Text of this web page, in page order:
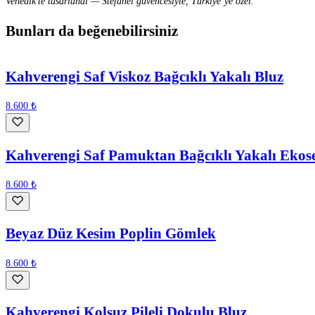
Bunları da beğenebilirsiniz
Kahverengi Saf Viskoz Bağcıklı Yakalı Bluz
8.600 ₺
Kahverengi Saf Pamuktan Bağcıklı Yakalı
8.600 ₺
Beyaz Düz Kesim Poplin Gömlek
8.600 ₺